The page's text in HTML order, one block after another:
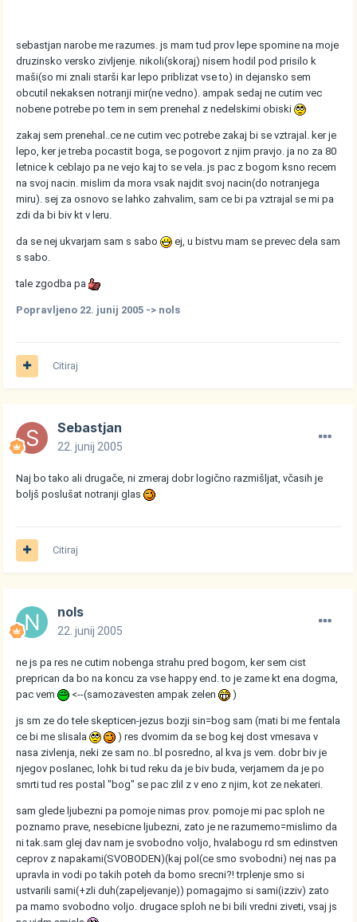
sebastjan narobe me razumes. js mam tud prov lepe spomine na moje
druzinsko versko zivljenje. nikoli(skoraj) nisem hodil pod prisilo k
maši(so mi znali starši kar lepo priblizat vse to) in dejansko sem
obcutil nekaksen notranji mir(ne vedno). ampak sedaj ne cutim vec
nobene potrebe po tem in sem prenehal z nedelskimi obiski
zakaj sem prenehal..ce ne cutim vec potrebe zakaj bi se vztrajal. ker je
lepo, ker je treba pocastit boga, se pogovort z njim pravjo. ja no za 80
letnice k ceblajo pa ne vejo kaj to se vela. js pac z bogom ksno recem
na svoj nacin. mislim da mora vsak najdit svoj nacin(do notranjega
miru). sej za osnovo se lahko zahvalim, sam ce bi pa vztrajal se mi pa
zdi da bi biv kt v leru.
da se nej ukvarjam sam s sabo
ej, u bistvu mam se prevec dela sam
s sabo.
tale zgodba pa
Popravljeno 22. junij 2005 -> nols
Citiraj
Sebastjan
22. junij 2005
Naj bo tako ali drugače, ni zmeraj dobr logično razmišljat, včasih je
boljš poslušat notranji glas
Citiraj
nols
22. junij 2005
ne js pa res ne cutim nobenga strahu pred bogom, ker sem cist
preprican da bo na koncu za vse happy end. to je zame kt ena dogma,
pac vem
<--(samozavesten ampak zelen )
js sm ze do tele skepticen-jezus bozji sin=bog sam (mati bi me fentala
ce bi me slisala
) res dvomim da se bog kej dost vmesava v
nasa zivlenja, neki ze sam no..bl posredno, al kva js vem. dobr biv je
njegov poslanec, lohk bi tud reku da je biv buda, verjamem da je po
smrti tud res postal "bog" se pac zlil z v eno z njim, kot ze nekateri.
sam glede ljubezni pa pomoje nimas prov. pomoje mi pac sploh ne
poznamo prave, nesebicne ljubezni, zato je ne razumemo=mislimo da
ni tak.sam glej dav nam je svobodno voljo, hvalabogu rd sm edinstven
ceprov z napakami(SVOBODEN)(kaj pol(ce smo svobodni) nej nas pa
upravla in vodi po takih poteh da bomo srecni?! trplenje smo si
ustvarili sami(+zli duh(zapeljevanje)) pomagajmo si sami(izziv) zato
pa mamo svobodno voljo. drugace sploh ne bi bili vredni ziveti, vsaj js